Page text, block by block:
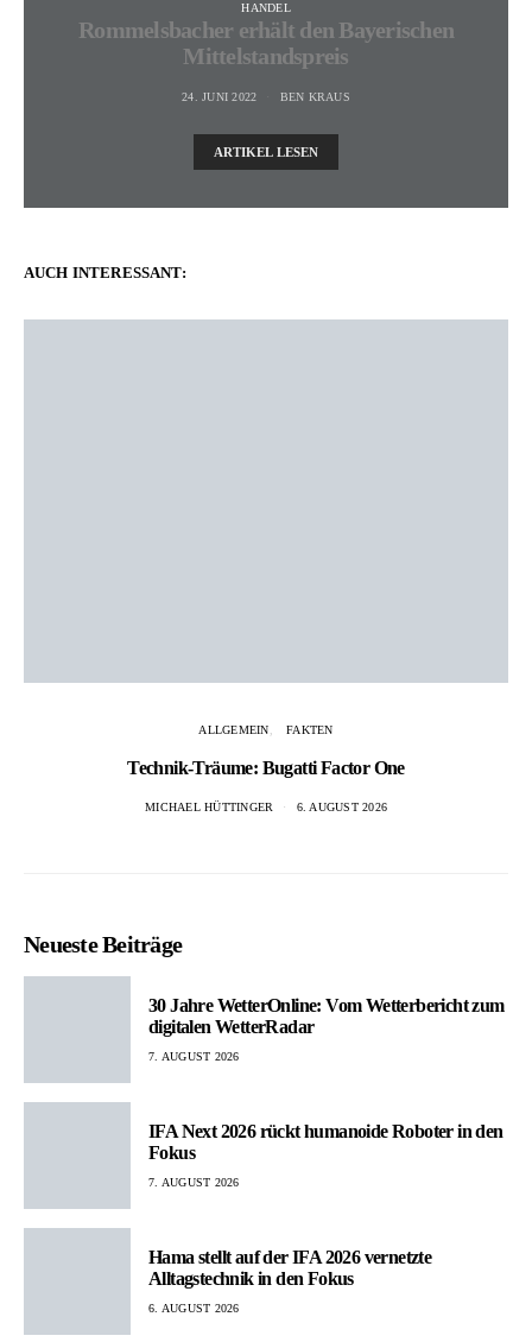
HANDEL
Rommelsbacher erhält den Bayerischen
Mittelstandspreis
24. JUNI 2022 BEN KRAUS
ARTIKEL LESEN
AUCH INTERESSANT:
ALLGEMEIN FAKTEN
Technik-Träume: Bugatti Factor One
MICHAEL HÜTTINGER 6. AUGUST 2026
Neueste Beiträge
30 Jahre WetterOnline: Vom Wetterbericht zum
digitalen WetterRadar
7. AUGUST 2026
IFA Next 2026 rückt humanoide Roboter in den
Fokus
7. AUGUST 2026
Hama stellt auf der IFA 2026 vernetzte
Alltagstechnik in den Fokus
6. AUGUST 2026